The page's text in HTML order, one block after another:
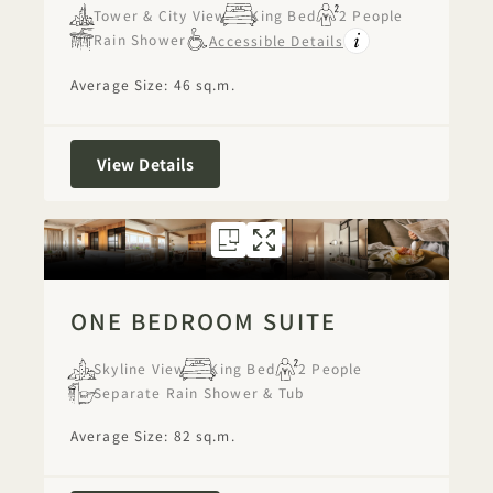
Tower & City View King Bed
2 People
Rain Shower
Accessible Details
Average Size: 46 sq.m.
View DetailsJunior Suite
FLOORPLAN 5301ONE
GALLERY 5301ONE
ONE BEDROOM SUITE
Skyline View King Bed
2 People
Separate Rain Shower & Tub
Average Size: 82 sq.m.